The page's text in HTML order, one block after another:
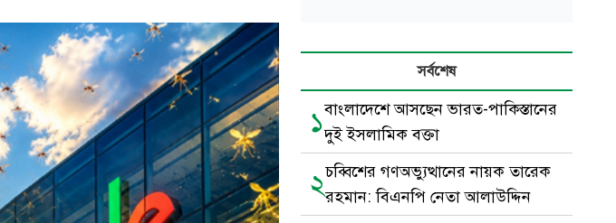
সর্বশেষ
১বাংলাদেশে আসছেন ভারত-পাকিস্তানের
দুই ইসলামিক বক্তা
২চব্বিশের গণঅভ্যুত্থানের নায়ক তারেক
রহমান: বিএনপি নেতা আলাউদ্দিন